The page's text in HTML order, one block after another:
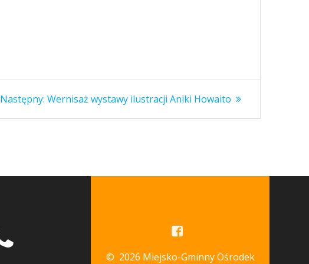
Następny: Następny
Wernisaż wystawy ilustracji Aniki Howaito
© 2026 Miejsko-Gminny Ośrodek